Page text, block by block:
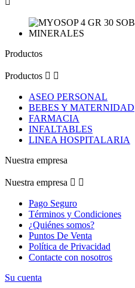
Productos
Productos  
ASEO PERSONAL
BEBES Y MATERNIDAD
FARMACIA
INFALTABLES
LINEA HOSPITALARIA
Nuestra empresa
Nuestra empresa  
Pago Seguro
Términos y Condiciones
¿Quiénes somos?
Puntos De Venta
Política de Privacidad
Contacte con nosotros
Su cuenta